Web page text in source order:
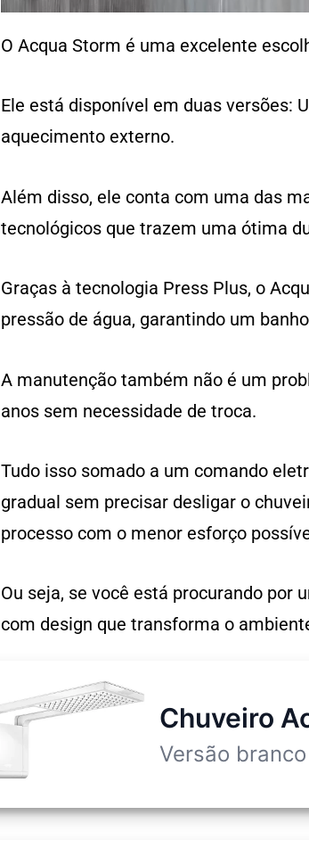
O Acqua Storm é uma excelente
Ele está disponível em duas versões:
aquecimento externo.
Além disso, ele conta com uma das
tecnológicos que trazem uma ótima
Graças à tecnologia Press Plus, o
pressão de água, garantindo um
A manutenção também não é um
anos sem necessidade de troca.
Tudo isso somado a um comando
gradual sem precisar desligar o
processo com o menor esforço
Ou seja, se você está procurando por
com design que transforma o
Chuveiro
Versão